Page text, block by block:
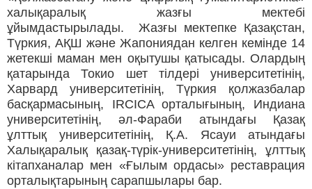
халықаралық жазғы мектебі
ұйымдастырылады. Жазғы мектепке Қазақстан,
Түркия, АҚШ және Жапониядан келген кемінде 14
жетекші маман мен оқытушы қатысады. Олардың
қатарында Токио шет тілдері университетінің,
Харвард университетінің, Түркия қолжазбалар
басқармасының, IRCICA орталығының, Индиана
университетінің, әл-Фараби атындағы Қазақ
ұлттық университетінің, Қ.А. Ясауи атындағы
Халықаралық қазақ-түрік-университетінің, ұлттық
кітапханалар мен «Ғылым ордасы» реставрация
орталықтарының сарапшылары бар.